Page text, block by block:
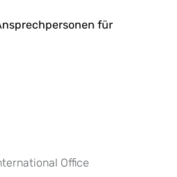
für
Office